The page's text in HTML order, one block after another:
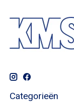
Categorieën